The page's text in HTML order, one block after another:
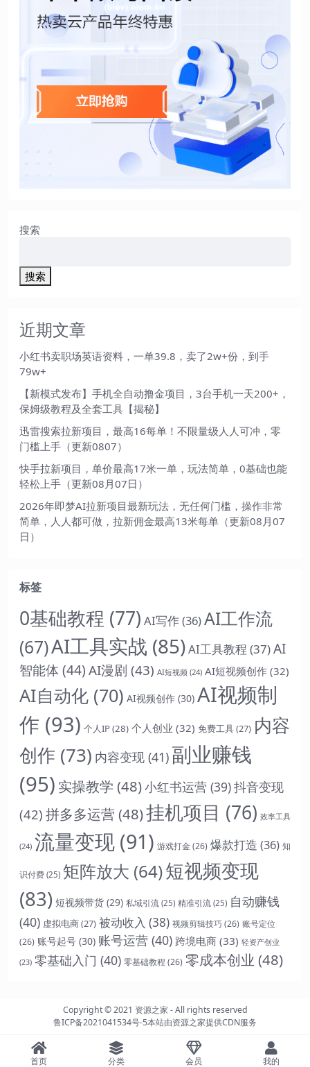
搜索
搜索
近期文章
小红书卖职场英语资料，一单39.8，卖了2w+份，到手
79w+
【新模式发布】手机全自动撸金项目，3台手机一天200+，
保姆级教程及全套工具【揭秘】
迅雷搜索拉新项目，最高16每单！不限量级人人可冲，零
门槛上手（更新0807）
快手拉新项目，单价最高17米一单，玩法简单，0基础也能
轻松上手（更新08月07日）
2026年即梦AI拉新项目最新玩法，无任何门槛，操作非常
简单，人人都可做，拉新佣金最高13米每单（更新08月07
日）
标签
0基础教程 (77) AI写作(36)AI工作流
(67)AI工具实战 (85)AI工具教程 (37)AI
智能体 (44) AI漫剧 (43) AI短视频 (24) AI短视频创作 (32)
AI自动化 (70) AI视频创作 (30) AI视频制
作 (93) 个人IP(28) 个人创业 (32) 免费工具(27) 内容
创作 (73) 内容变现 (41) 副业赚钱
(95) 实操教学 (48)小红书运营 (39)抖音变现
(42) 拼多多运营 (48)挂机项目 (76) 效率工具
(24) 流量变现 (91) 游戏打金(26) 爆款打造 (36) 知
识付费 (25) 矩阵放大 (64)短视频变现
(83) 短视频带货 (29) 私域引流 (25) 精准引流 (25) 自动赚钱
(40) 虚拟电商(27) 被动收入 (38) 视频剪辑技巧(26) 账号定位
(26) 账号起号 (30) 账号运营 (40) 跨境电商 (33) 轻资产创业
(23) 零基础入门 (40) 零基础教程(26) 零成本创业 (48)
Copyright © 2021 资源之家 - All rights reserved
鲁ICP备2021041534号-5本站由资源之家提供CDN服务
首页 分类 会员 我的